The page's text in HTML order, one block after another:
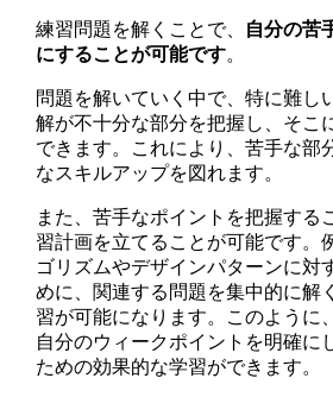
練習問題を解くことで、 自分の苦
にすることが可能です。
問題を解いていく中で、特に難し
解が不十分な部分を把握し、そこ
できます。これにより、苦手な部
なスキルアップを図れます。
また、苦手なポイントを把握する
習計画を立てることが可能です。
ゴリズムやデザインパターンに対
めに、関連する問題を集中的に解
習が可能になります。このように
自分のウィークポイントを明確に
ための効果的な学習ができます。